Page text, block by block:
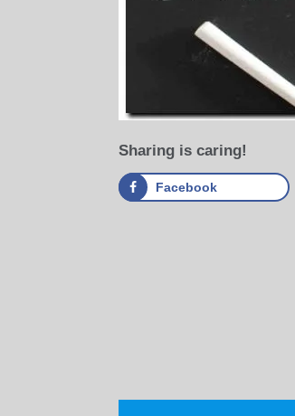
Sharing is caring!
Facebook